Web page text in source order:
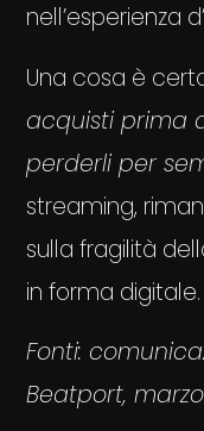
nell’esperienza
Una cosa è
acquisti prima
perderli per
streaming,
sulla fragilità
in forma digitale.
Fonti:
Beatport,